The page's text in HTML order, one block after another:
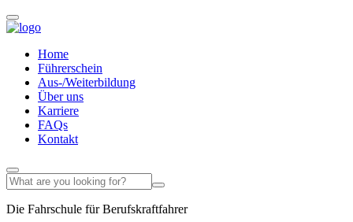
Home
Führerschein
Aus-/Weiterbildung
Über uns
Karriere
FAQs
Kontakt
Die Fahrschule für Berufskraftfahrer